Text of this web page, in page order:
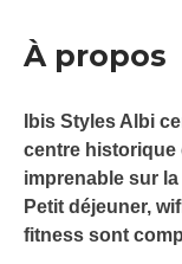
À propos
Ibis Styles Albi
centre historique
imprenable sur
Petit déjeuner,
fitness sont